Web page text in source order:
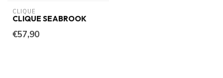
CLIQUE
CLIQUE SEABROOK
€57,90